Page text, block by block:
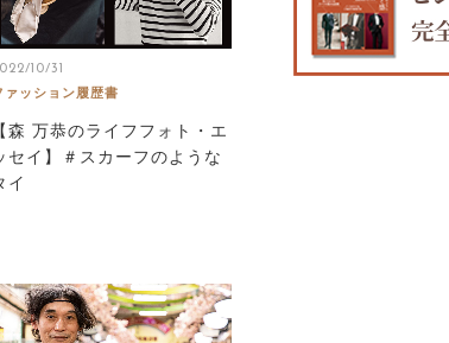
10/31
ァッション履歴書
【森 万恭のライフフォト・エ
セイ】＃スカーフのような
イ